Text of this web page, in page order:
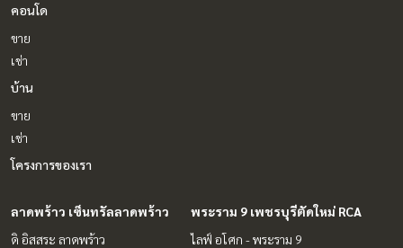
คอนโด
ขาย
เช่า
บ้าน
ขาย
เช่า
โครงการของเรา
ลาดพร้าว เซ็นทรัลลาดพร้าว
ดิ อิสสระ ลาดพร้าว
พระราม 9 เพชรบุรีตัดใหม่ RCA
ไลฟ์ อโศก - พระราม 9